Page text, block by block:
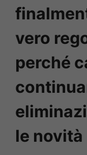
vero
perché
le novità